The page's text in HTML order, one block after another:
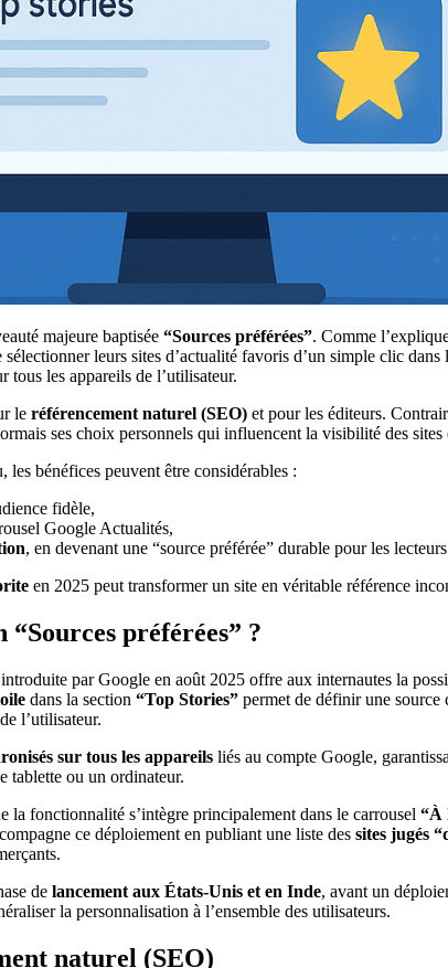
majeure baptisée “Sources préférées”. Comme
leurs sites d’actualité favoris d’un simple clic dans
tous les appareils de l’utilisateur.
le référencement naturel (SEO) et pour les éditeurs.
ses choix personnels qui influencent la visibilité des sites
les bénéfices peuvent être considérables :
fidèle,
Google Actualités,
, en devenant une “source préférée” durable pour les
en 2025 peut transformer un site en véritable référence
“Sources préférées” ?
introduite par Google en août 2025 offre aux internautes la
dans la section “Top Stories” permet de définir une source
l’utilisateur.
sur tous les appareils liés au compte Google,
tablette ou un ordinateur.
la fonctionnalité s’intègre principalement dans le carrousel “À
ce déploiement en publiant une liste des sites jugés
de lancement aux États-Unis et en Inde, avant un
la personnalisation à l’ensemble des utilisateurs.
naturel (SEO)